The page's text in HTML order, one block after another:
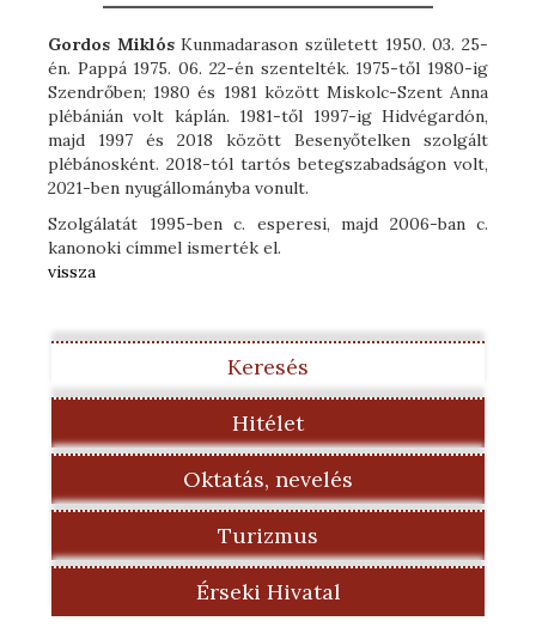
Gordos MiklósKunmadarason született 1950. 03. 25-
én. Pappá 1975. 06. 22-én szentelték. 1975-től 1980-ig
Szendrőben; 1980 és 1981 között Miskolc-Szent Anna
plébánián volt káplán. 1981-től 1997-ig Hidvégardón,
majd 1997 és 2018 között Besenyőtelken szolgált
plébánosként. 2018-tól tartós betegszabadságon volt,
2021-ben nyugállományba vonult.
Szolgálatát 1995-ben c. esperesi, majd 2006-ban c.
kanonoki címmel ismerték el.
vissza
Keresés
Hitélet
Oktatás, nevelés
Turizmus
Érseki Hivatal